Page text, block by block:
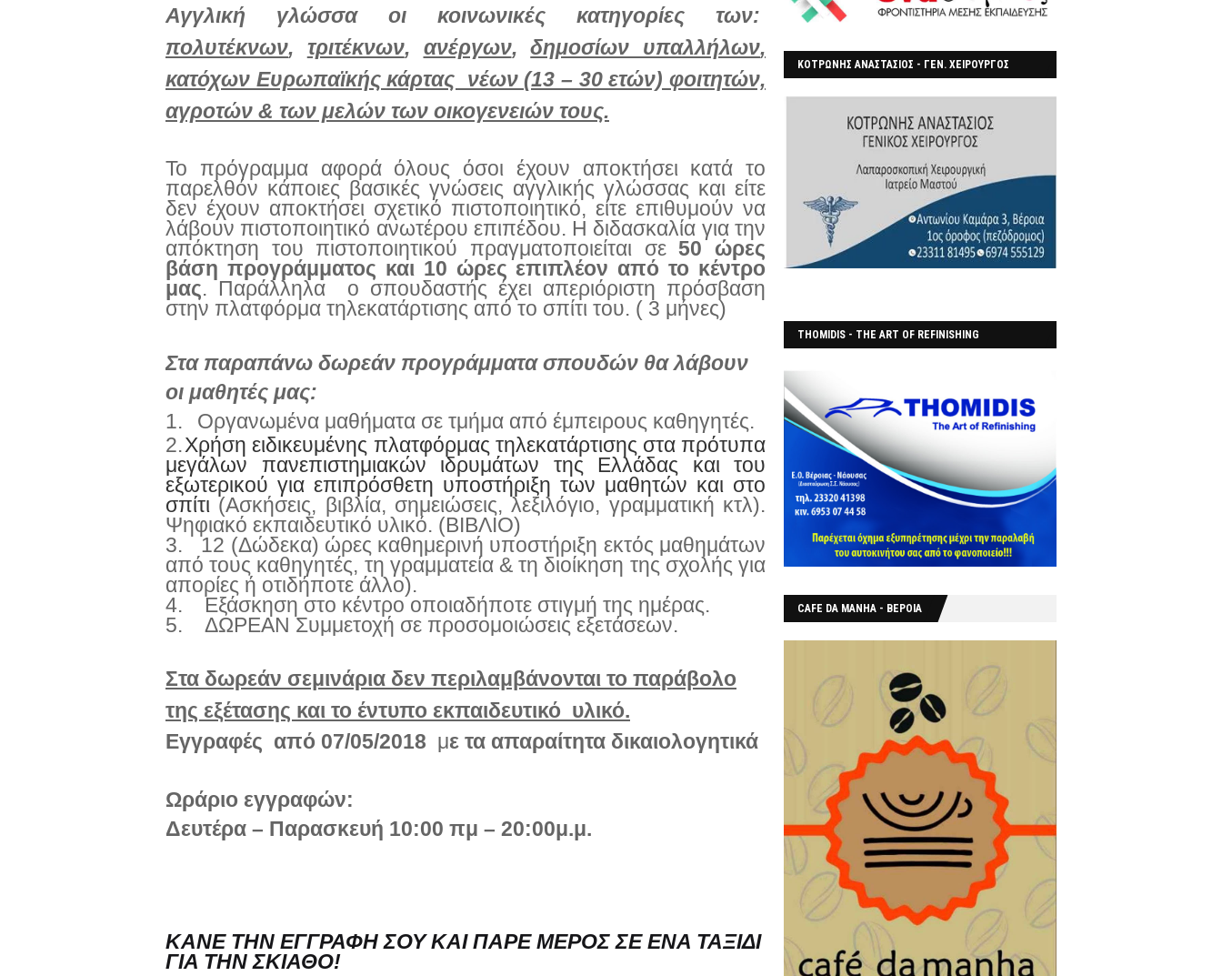
Αγγλική γλώσσα οι κοινωνικές κατηγορίες των:
πολυτέκνων, τριτέκνων, ανέργων,δημοσίων υπαλλήλων,
κατόχων Ευρωπαϊκής κάρτας νέων (13 – 30 ετών) φοιτητών,
αγροτών & των μελών των οικογενειών τους.
Το πρόγραμμα αφορά όλους όσοι έχουν αποκτήσει κατά το
παρελθόν κάποιες βασικές γνώσεις αγγλικής γλώσσας και είτε
δεν έχουν αποκτήσει σχετικό πιστοποιητικό, είτε επιθυμούν να
λάβουν πιστοποιητικό ανωτέρου επιπέδου. Η διδασκαλία για την
απόκτηση του πιστοποιητικού πραγματοποιείται σε50 ώρες
βάση προγράμματος και 10 ώρες επιπλέον από το κέντρο
μας. Παράλληλα ο σπουδαστής έχει απεριόριστη πρόσβαση
στην πλατφόρμα τηλεκατάρτισης από το σπίτι του. ( 3 μήνες)
Στα παραπάνω δωρεάν προγράμματα σπουδών θα λάβουν
οι μαθητές μας:
1.
Οργανωμένα μαθήματα σε τμήμα από έμπειρους καθηγητές.
2.Χρήση ειδικευμένης πλατφόρμας τηλεκατάρτισης στα πρότυπα
μεγάλων πανεπιστημιακών ιδρυμάτων της Ελλάδας και του
εξωτερικού για επιπρόσθετη υποστήριξη των μαθητών και στο
σπίτι (Ασκήσεις, βιβλία, σημειώσεις, λεξιλόγιο, γραμματική κτλ).
Ψηφιακό εκπαιδευτικό υλικό. (ΒΙΒΛΙΟ)
3.
12 (Δώδεκα) ώρες καθημερινή υποστήριξη εκτός μαθημάτων
από τους καθηγητές, τη γραμματεία & τη διοίκηση της σχολής για
απορίες ή οτιδήποτε άλλο).
4.
Εξάσκηση στο κέντρο οποιαδήποτε στιγμή της ημέρας.
5.
ΔΩΡΕΑΝ Συμμετοχή σε προσομοιώσεις εξετάσεων.
Στα δωρεάν σεμινάρια δεν περιλαμβάνονται το παράβολο
της εξέτασης και το έντυπο εκπαιδευτικό υλικό.
Εγγραφές από 07/05/2018 με τα απαραίτητα δικαιολογητικά
Ωράριο εγγραφών:
Δευτέρα – Παρασκευή 10:00 πμ – 20:00μ.μ.
ΚΑΝΕ ΤΗΝ ΕΓΓΡΑΦΗ ΣΟΥ ΚΑΙ ΠΑΡΕ ΜΕΡΟΣ ΣΕ ΕΝΑ ΤΑΞΙΔΙ
ΓΙΑ ΤΗΝ ΣΚΙΑΘΟ!
ΚΟΤΡΩΝΗΣ ΑΝΑΣΤΑΣΙΟΣ - ΓΕΝ. ΧΕΙΡΟΥΡΓΟΣ
THOMIDIS - THE ART OF REFINISHING
CAFE DA MANHA - ΒΕΡΟΙΑ